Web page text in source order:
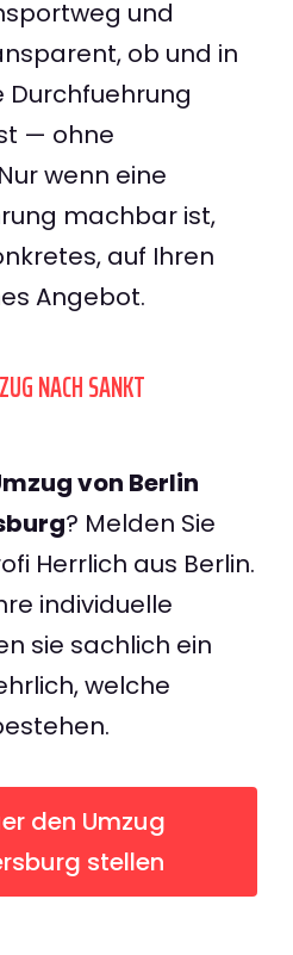
und
ob und in
Durchfuehrung
— ohne
wenn eine
machbar ist,
auf Ihren
Angebot.
NACH SANKT
von Berlin
? Melden Sie
Herrlich aus Berlin.
individuelle
sie sachlich ein
welche
den Umzug
stellen